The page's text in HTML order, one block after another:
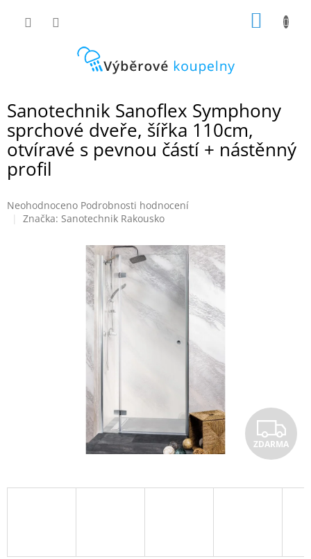
Sanotechnik Sanoflex Symphony
sprchové dveře, šířka 110cm,
otvíravé s pevnou částí + nástěnný
profil
Průměrné
hodnocení
Neohodnoceno Podrobnosti hodnocení
Značka: Sanotechnik Rakousko
Z
D
A
ZDARMA